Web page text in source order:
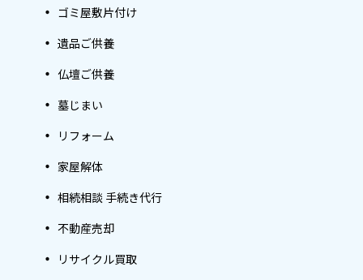
ゴミ屋敷片付け
遺品ご供養
仏壇ご供養
墓じまい
リフォーム
家屋解体
相続相談 手続き代行
不動産売却
リサイクル買取